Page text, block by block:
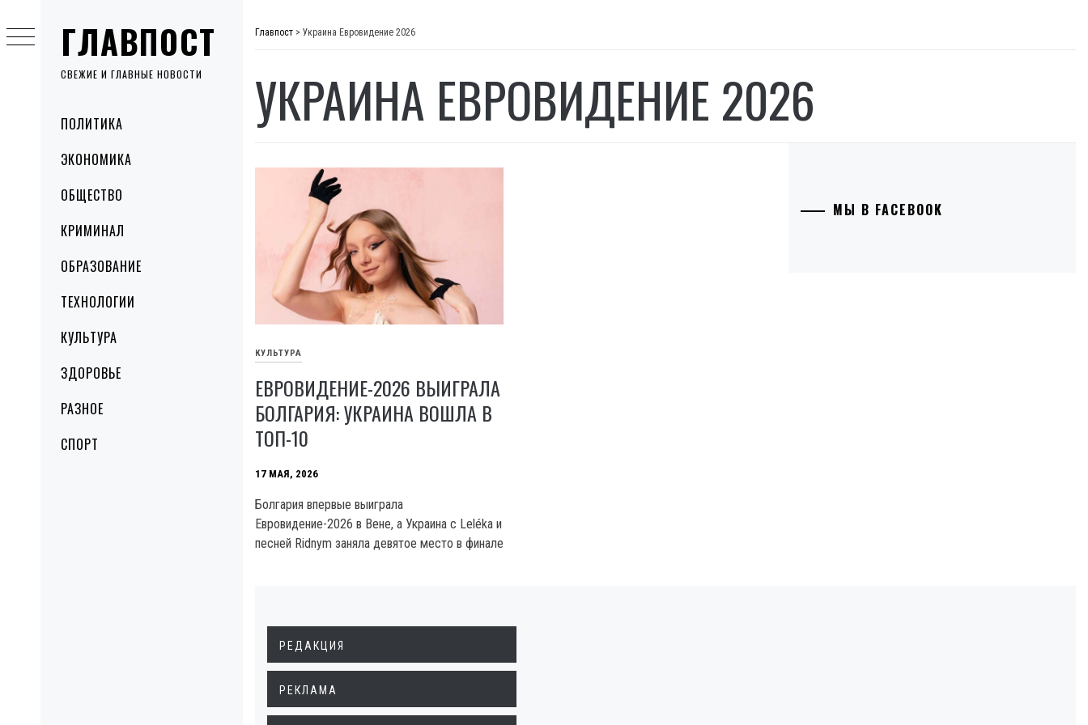
ГЛАВПОСТ
СВЕЖИЕ И ГЛАВНЫЕ НОВОСТИ
MenuПОЛИТИКА
ЭКОНОМИКА
ОБЩЕСТВО
КРИМИНАЛ
ОБРАЗОВАНИЕ
ТЕХНОЛОГИИ
КУЛЬТУРА
ЗДОРОВЬЕ
РАЗНОЕ
СПОРТ
to
content
Главпост > Украина Евровидение 2026
УКРАИНА ЕВРОВИДЕНИЕ 2026
КУЛЬТУРА
ЕВРОВИДЕНИЕ-2026 ВЫИГРАЛА
БОЛГАРИЯ: УКРАИНА ВОШЛА В
ТОП-10
17 МАЯ, 2026
Болгария впервые выиграла
Евровидение-2026 в Вене, а Украина с Leléka и
песней Ridnym заняла девятое место в финале
МЫ В FACEBOOK
РЕДАКЦИЯ
РЕКЛАМА